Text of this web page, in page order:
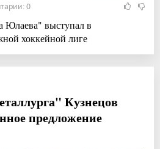
0
Юлаева" выступал в
хоккейной лиге
Кузнецов
предложение